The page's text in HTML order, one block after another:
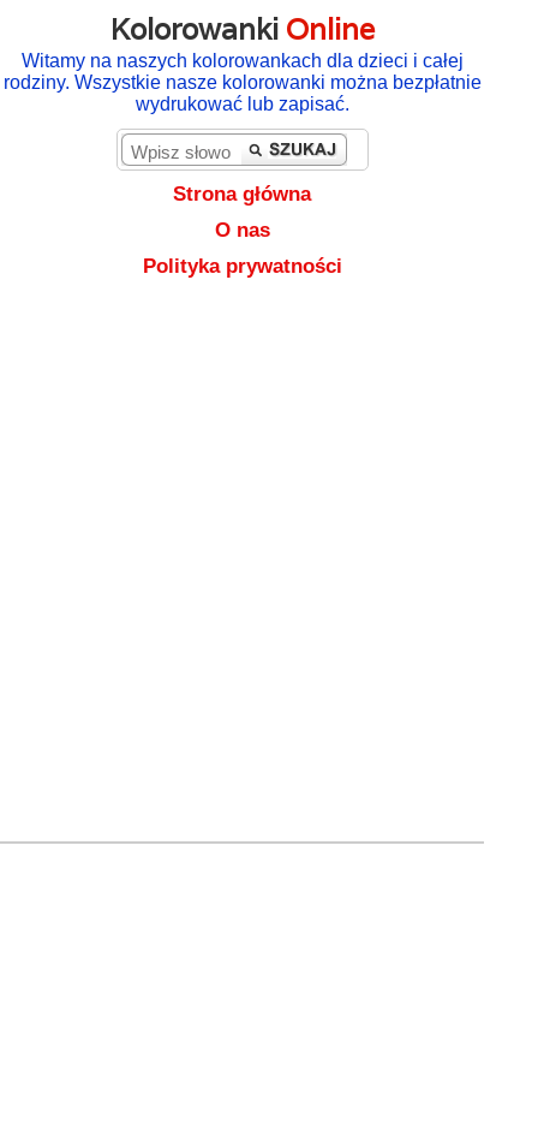
Kolorowanki Online
Witamy na naszych kolorowankach dla dzieci i całej
rodziny. Wszystkie nasze kolorowanki można bezpłatnie
wydrukować lub zapisać.
Strona główna
O nas
Polityka prywatności